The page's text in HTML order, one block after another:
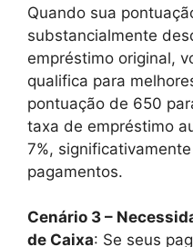
Quando sua
substancialmente
empréstimo original,
qualifica para
pontuação de 650
taxa de empréstimo
7%,
pagamentos.
Cenário 3 –
de Caixa: Se seus